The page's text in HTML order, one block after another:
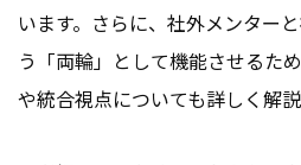
います。さらに、社外メンター
う「両輪」として機能させるた
や統合視点についても詳しく解説